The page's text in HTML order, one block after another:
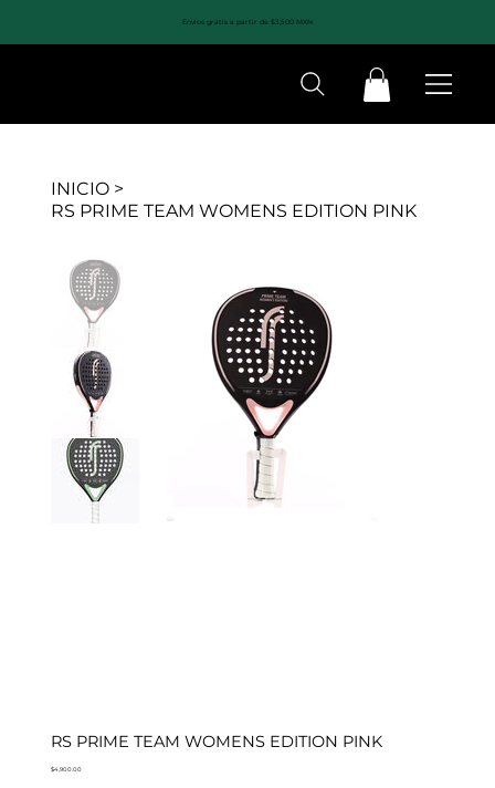
Envíos gratis a partir de $3,500 MXN
INICIO >
RS PRIME TEAM WOMENS EDITION PINK
RS PRIME TEAM WOMENS EDITION PINK
Precio
$4,900.00